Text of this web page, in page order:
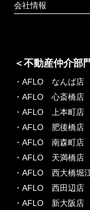
会社情報
＜不動産仲介部
・AFLO なんば店
・AFLO 心斎橋店
・AFLO 上本町店
・AFLO 肥後橋店
・AFLO 南森町店
・AFLO 天満橋店
・AFLO 西大橋堀
・AFLO 西田辺店
・AFLO 新大阪店